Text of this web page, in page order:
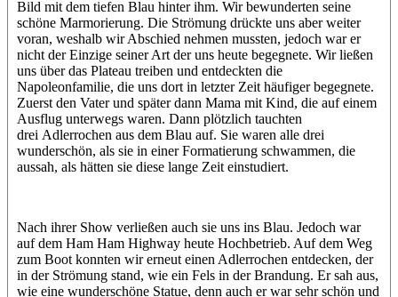
Bild mit dem tiefen Blau hinter ihm. Wir bewunderten seine
schöne Marmorierung. Die Strömung drückte uns aber weiter
voran, weshalb wir Abschied nehmen mussten, jedoch war er
nicht der Einzige seiner Art der uns heute begegnete. Wir ließen
uns über das Plateau treiben und entdeckten die
Napoleonfamilie, die uns dort in letzter Zeit häufiger begegnete.
Zuerst den Vater und später dann Mama mit Kind, die auf einem
Ausflug unterwegs waren. Dann plötzlich tauchten
drei Adlerrochen aus dem Blau auf. Sie waren alle drei
wunderschön, als sie in einer Formatierung schwammen, die
aussah, als hätten sie diese lange Zeit einstudiert.
Nach ihrer Show verließen auch sie uns ins Blau. Jedoch war
auf dem Ham Ham Highway heute Hochbetrieb. Auf dem Weg
zum Boot konnten wir erneut einen Adlerrochen entdecken, der
in der Strömung stand, wie ein Fels in der Brandung. Er sah aus,
wie eine wunderschöne Statue, denn auch er war sehr schön und